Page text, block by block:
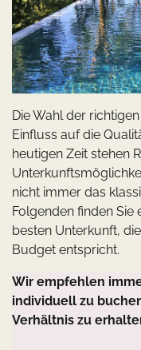
Die Wahl der
Einfluss auf die
heutigen Zeit stehen
nicht immer das
Folgenden finden
besten Unterkunft,
Budget entspricht.
Wir empfehlen
individuell zu
Verhältnis zu